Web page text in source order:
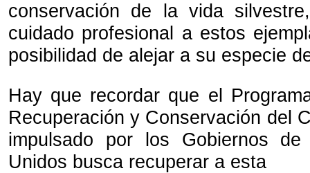
conservación de la vida
cuidado profesional a estos
posibilidad de alejar a su especie
Hay que recordar que el
Recuperación y Conservación del
impulsado por los Gobiernos
Unidos busca recuperar a esta